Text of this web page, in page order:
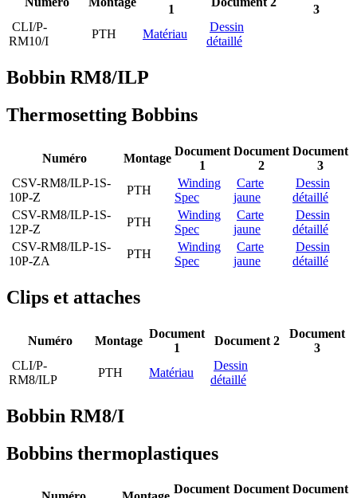
1
3
CLI/P-
RM10/I
PTH Matériau
Dessin
détaillé
Bobbin RM8/ILP
Thermosetting Bobbins
Numéro Montage
Document
1
Document
2
Document
3
CSV-RM8/ILP-1S-
10P-Z
PTH
Winding
Spec
Carte
jaune
Dessin
détaillé
CSV-RM8/ILP-1S-
12P-Z
PTH
Winding
Spec
Carte
jaune
Dessin
détaillé
CSV-RM8/ILP-1S-
10P-ZA
PTH
Winding
Spec
Carte
jaune
Dessin
détaillé
Clips et attaches
Numéro Montage
Document
1
Document 2
Document
3
CLI/P-
RM8/ILP
PTH Matériau
Dessin
détaillé
Bobbin RM8/I
Bobbins thermoplastiques
Document Document Document